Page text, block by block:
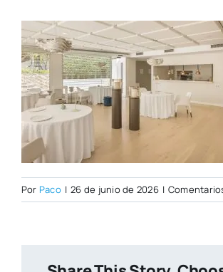
Por Paco | 26 de junio de 2026 |